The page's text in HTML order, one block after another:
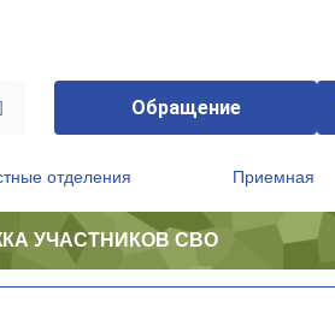
Обращение
отделения Приемная
УЧАСТНИКОВ СВО